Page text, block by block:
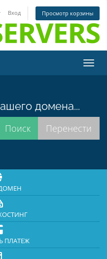
Вход Просмотр корзины
домена...
ПЛАТЕЖ